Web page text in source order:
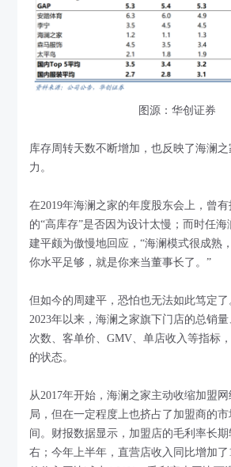
图源：华创证券
库存周转天数不断增加，也反映了海澜
力。
在2019年海澜之家的年度股东会上，曾有
的“高库存”是否因为设计太慢；而时任海
建平颇为傲慢地回应，“海澜模式很成熟
你水平足够，就是你来当董事长了。”
但如今的周建平，恐怕也无法如此笃定了
2023年以来，海澜之家旗下门店的总销
次数、客单价、GMV、单店收入等指标
的状态。
从2017年开始，海澜之家主动收缩加盟
局，但在一定程度上也挤占了加盟商的
间。财报数据显示，加盟店的毛利率长
右；今年上半年，直营店收入同比增加了